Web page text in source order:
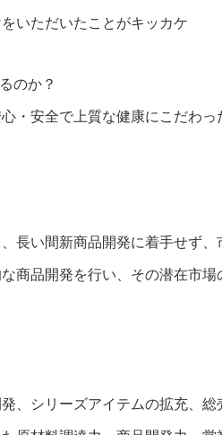
いただいたことがキッカケ
のか？
・安全で上質な健康にこだわっ
長い間新商品開発に着手せず、
商品開発を行い、その潜在市場
、シリーズアイテムの拡充、総